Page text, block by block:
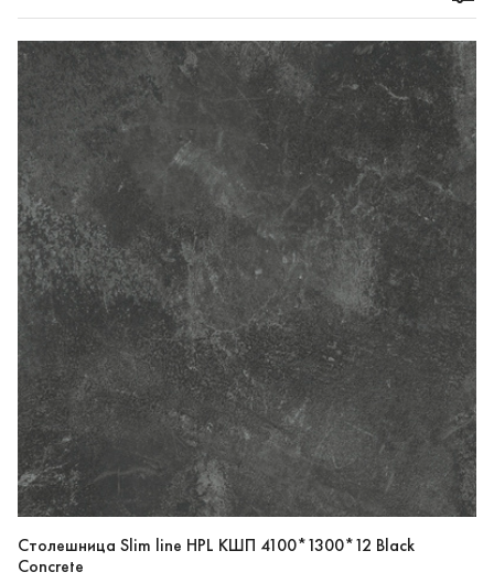
Столешница Slim line HPL КШП 4100*1300*12 Black
Concrete